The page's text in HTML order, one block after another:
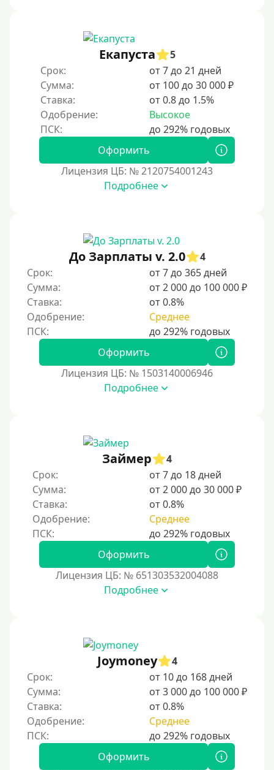
Екапуста
5
Срок:
от 7 до 21 дней
Сумма:
от 100 до 30 000 ₽
Ставка:
от 0.8 до 1.5%
Одобрение:
Высокое
Оформить
Лицензия ЦБ: № 2120754001243
Подробнее
До Зарплаты v. 2.0
4
Срок:
от 7 до 365 дней
Сумма:
от 2 000 до 100 000 ₽
Ставка:
от 0.8%
Одобрение:
Среднее
Оформить
Лицензия ЦБ: № 1503140006946
Подробнее
Займер
4
Срок:
от 7 до 18 дней
Сумма:
от 2 000 до 30 000 ₽
Ставка:
от 0.8%
Одобрение:
Среднее
Оформить
Лицензия ЦБ: № 651303532004088
Подробнее
Joymoney
4
Срок:
от 10 до 168 дней
Сумма:
от 3 000 до 100 000 ₽
Ставка:
от 0.8%
Одобрение:
Среднее
Оформить